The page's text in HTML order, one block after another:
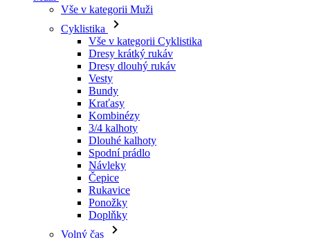
Dresy dlouhý rukáv
Vesty
Bundy
Kraťasy
Kombinézy
3/4 kalhoty
Dlouhé kalhoty
Spodní prádlo
Návleky
Čepice
Rukavice
Ponožky
Doplňky
Volný čas
Vše v kategorii Volný čas
Trička
Mikiny
Čepice